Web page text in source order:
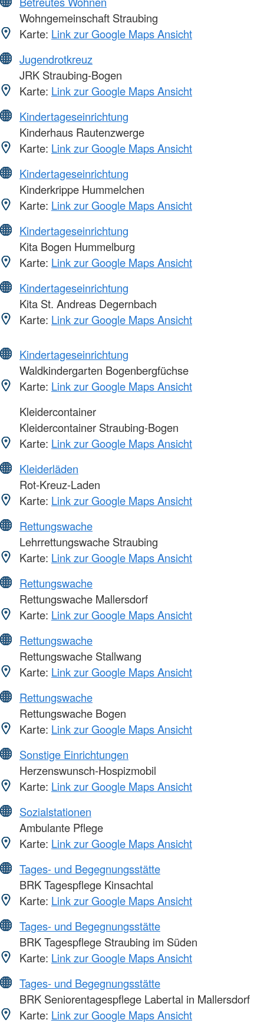
Wohngemeinschaft Straubing
Karte: Link zur Google Maps Ansicht
Jugendrotkreuz
JRK Straubing-Bogen
Karte: Link zur Google Maps Ansicht
Kindertageseinrichtung
Kinderhaus Rautenzwerge
Karte: Link zur Google Maps Ansicht
Kindertageseinrichtung
Kinderkrippe Hummelchen
Karte: Link zur Google Maps Ansicht
Kindertageseinrichtung
Kita Bogen Hummelburg
Karte: Link zur Google Maps Ansicht
Kindertageseinrichtung
Kita St. Andreas Degernbach
Karte: Link zur Google Maps Ansicht
Kindertageseinrichtung
Waldkindergarten Bogenbergfüchse
Karte: Link zur Google Maps Ansicht
Kleidercontainer
Kleidercontainer Straubing-Bogen
Karte: Link zur Google Maps Ansicht
Kleiderläden
Rot-Kreuz-Laden
Karte: Link zur Google Maps Ansicht
Rettungswache
Lehrrettungswache Straubing
Karte: Link zur Google Maps Ansicht
Rettungswache
Rettungswache Mallersdorf
Karte: Link zur Google Maps Ansicht
Rettungswache
Rettungswache Stallwang
Karte: Link zur Google Maps Ansicht
Rettungswache
Rettungswache Bogen
Karte: Link zur Google Maps Ansicht
Sonstige Einrichtungen
Herzenswunsch-Hospizmobil
Karte: Link zur Google Maps Ansicht
Sozialstationen
Ambulante Pflege
Karte: Link zur Google Maps Ansicht
Tages- und Begegnungsstätte
BRK Tagespflege Kinsachtal
Karte: Link zur Google Maps Ansicht
Tages- und Begegnungsstätte
BRK Tagespflege Straubing im Süden
Karte: Link zur Google Maps Ansicht
Tages- und Begegnungsstätte
BRK Seniorentagespflege Labertal in Mallersdorf
Karte: Link zur Google Maps Ansicht